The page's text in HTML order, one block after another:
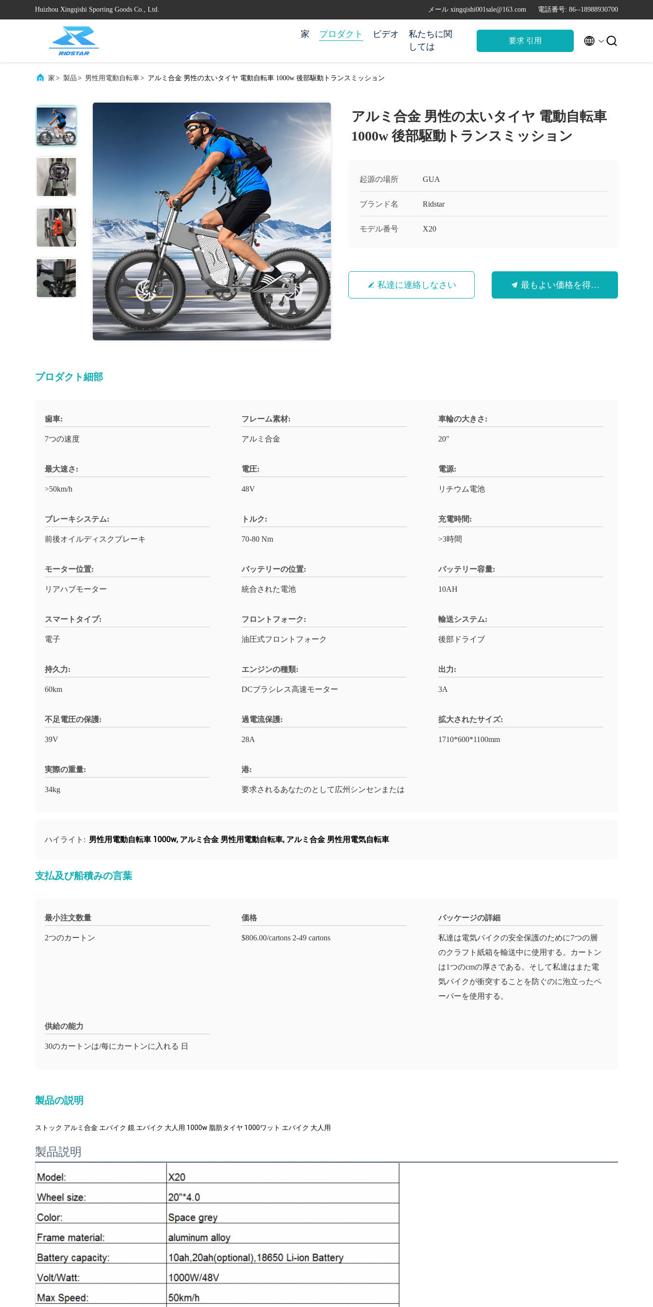
Huizhou Xingqishi Sporting Goods Co., Ltd. メール xingqishi001sale@163.com 電話番号: 86--18988930700
家 プロダクト ビデオ
私たちに関
しては
要求 引用  
家 > 製品 > 男性用電動自転車> アルミ合金 男性の太いタイヤ 電動自転車 1000w 後部駆動トランスミッション
アルミ合金 男性の太いタイヤ 電動自転車
1000w 後部駆動トランスミッション
起源の場所 GUA
ブランド名 Ridstar
モデル番号 X20
私達に連絡しなさい 最もよい価格を得なさい
プロダクト細部
歯車:
7つの速度
フレーム素材:
アルミ合金
車輪の大きさ:
20"
最大速さ:
>50km/h
電圧:
48V
電源:
リチウム電池
ブレーキシステム:
前後オイルディスクブレーキ
トルク:
70-80 Nm
充電時間:
>3時間
モーター位置:
リアハブモーター
バッテリーの位置:
統合された電池
バッテリー容量:
10AH
スマートタイプ:
電子
フロントフォーク:
油圧式フロントフォーク
輸送システム:
後部ドライブ
持久力:
60km
エンジンの種類:
DCブラシレス高速モーター
出力:
3A
不足電圧の保護:
39V
過電流保護:
28A
拡大されたサイズ:
1710*600*1100mm
実際の重量:
34kg
港:
要求されるあなたのとして広州シンセンまたは
ハイライト: 男性用電動自転車 1000w, アルミ合金 男性用電動自転車, アルミ合金 男性用電気自転車
支払及び船積みの言葉
最小注文数量
2つのカートン
価格
$806.00/cartons 2-49 cartons
パッケージの詳細
私達は電気バイクの安全保護のために7つの層
のクラフト紙箱を輸送中に使用する。カートン
は1つのcmの厚さである。そして私達はまた電
気バイクが衝突することを防ぐのに泡立ったペ
ーパーを使用する。
供給の能力
30のカートンは/每にカートンに入れる 日
製品の説明
ストック アルミ合金 エバイク 鏡 エバイク 大人用 1000w 脂肪タイヤ 1000ワット エバイク 大人用
製品説明